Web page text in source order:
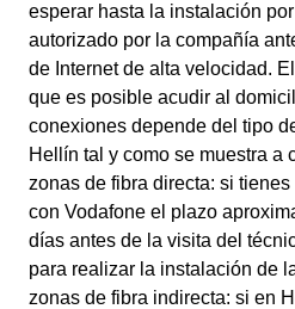
esperar hasta la instalación
autorizado por la compañía
de Internet de alta velocidad.
que es posible acudir al
conexiones depende del tipo
Hellín tal y como se muestra a
zonas de fibra directa: si
con Vodafone el plazo
días antes de la visita del
para realizar la instalación de
zonas de fibra indirecta: si en